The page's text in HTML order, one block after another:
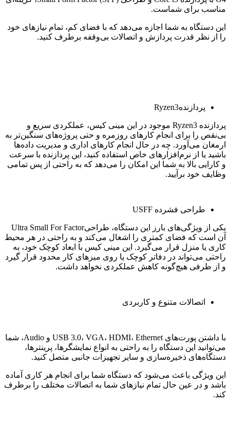
مناسب برای شماست.
این دستگاه به شما اجازه می‌دهد که با فضای کم، تمام نیازهای خود
را از نظر قدرت پردازش و اتصالات بی‌وقفه برطرف کنید.
پردازندهRyzen3
پردازنده Ryzen3 موجود در این مینی کیس، عملکردی سریع و
بی‌نقص را برای انجام کارهای روزمره و حتی پروژه‌های سنگین‌تر به
ارمغان می‌آورد. چه در حال انجام کارهای اداری و مدیریت داده‌ها
باشید یا از نرم‌افزارهای خاص استفاده کنید، این پردازنده با سرعت
و کارایی بالا به شما این امکان را می‌دهد که به راحتی از پس تمامی
وظایف خود برآیید.
طراحی فشرده USFF
یکی از ویژگی‌های بارز این دستگاه، طراحیUltra Small For Factor
آن است که فضای کمتری را اشغال می‌کند و به راحتی در هر محیط
کاری یا منزل قرار می‌گیرد. این مینی کیس با ابعاد کوچک خود، به
راحتی می‌تواند در دفاتر کوچک یا روی میزهای کار محدود قرار گیرد
و از طرفی هیچ‌گونه کاهش عملکردی نخواهد داشت.
اتصالات متنوع و کاربردی
با داشتن پورت‌های USB 3.0، VGA، HDMI، Ethernet و Audio، شما
می‌توانید این دستگاه را به راحتی به انواع نمایشگرها، پرینترها،
دستگاه‌های ذخیره‌سازی و سایر تجهیزات جانبی متصل کنید.
این ویژگی باعث می‌شود که دستگاه شما برای انجام هر کاری آماده
باشد و در عین حال تمام نیازهای شما به اتصالات مختلف را برطرف
کند.